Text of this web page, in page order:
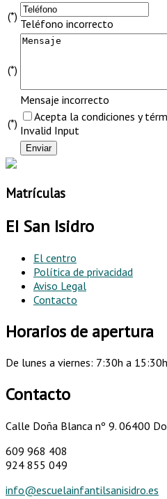
(*)
Teléfono incorrecto
(*)
Mensaje incorrecto
(*)
Acepta la condiciones y
Invalid Input
Matrículas
EI San Isidro
El centro
Política de privacidad
Aviso Legal
Contacto
Horarios de apertura
De lunes a viernes: 7:30h a 15:30h
Contacto
Calle Doña Blanca nº 9. 06400
609 968 408
924 855 049
info@escuelainfantilsanisidro.es